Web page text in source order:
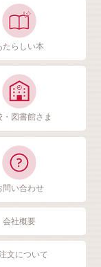
たらしい本
・図書館さま
問い合わせ
会社概要
文について